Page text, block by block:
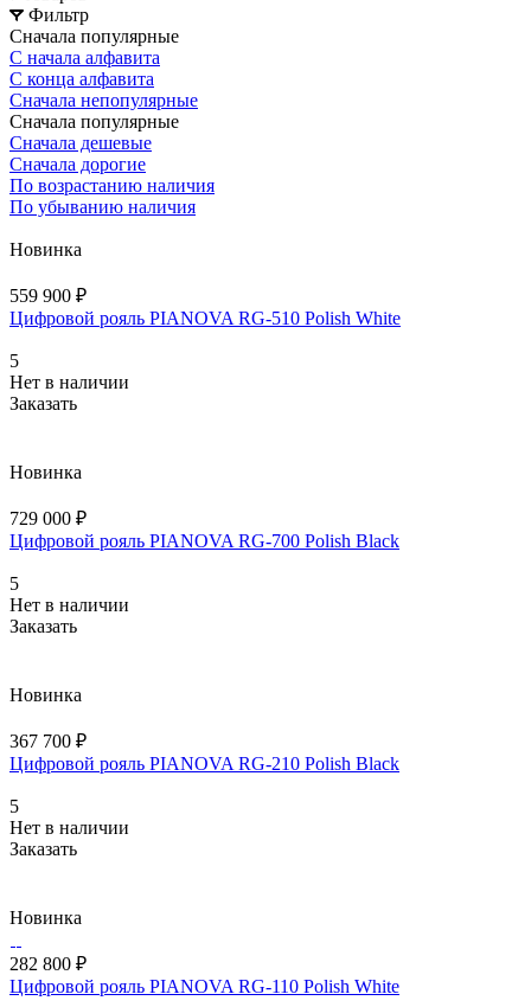
Фильтр
Сначала популярные
С начала алфавита
С конца алфавита
Сначала непопулярные
Сначала популярные
Сначала дешевые
Сначала дорогие
По возрастанию наличия
По убыванию наличия
Новинка
559 900 ₽
Цифровой рояль PIANOVA RG-510 Polish White
5
Нет в наличии
Заказать
Новинка
729 000 ₽
Цифровой рояль PIANOVA RG-700 Polish Black
5
Нет в наличии
Заказать
Новинка
367 700 ₽
Цифровой рояль PIANOVA RG-210 Polish Black
5
Нет в наличии
Заказать
Новинка
282 800 ₽
Цифровой рояль PIANOVA RG-110 Polish White